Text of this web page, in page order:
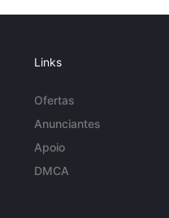
Links
Ofertas
Anunciantes
Apoio
DMCA